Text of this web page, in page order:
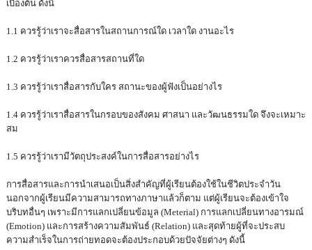
เบื้องต้น ดังนี้
1.1 ควรรู้ว่าเราจะสื่อสารในสถานการณ์ใด เวลาใด งานอะไร
1.2 ควรรู้ว่าเราควรสื่อสารสถานที่ใด
1.3 ควรรู้ว่าเราสื่อสารกับใคร สถานะของผู้ฟังเป็นอย่างไร
1.4 ควรรู้ว่าเราสื่อสารในกรอบของสังคม ศาสนา และวัฒนธรรมใด จึงจะเหมาะ
สม
1.5 ควรรู้ว่าเรามีวัตถุประสงค์ในการสื่อสารอย่างไร
การสื่อสารและการนำเสนอเป็นสิ่งสำคัญที่ผู้เรียนต้องใช้ในชีวิตประจำวัน
นอกจากผู้เรียนมีความสามารถทางภาษาแล้วก็ตาม แต่ผู้เรียนจะต้องเข้าใจ
บริบทอื่นๆ เพราะมีการแลกเปลี่ยนข้อมูล (Meterial) การแลกเปลี่ยนทางอารมณ์
(Emotion) และการสร้างความสัมพันธ์ (Relation) และสุดท้ายผู้ที่จะประสบ
ความสำเร็จในการถ่ายทอดจะต้องประกอบด้วยปัจจัยต่างๆ ดังนี้